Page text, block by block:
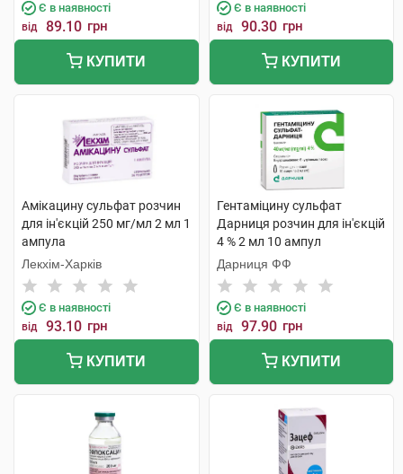
Є в наявності
від 89.10 грн
КУПИТИ
Є в наявності
від 90.30 грн
КУПИТИ
Амікацину сульфат розчин
для ін'єкцій 250 мг/мл 2 мл 1
ампула
Лекхім-Харків
Є в наявності
від 93.10 грн
КУПИТИ
Гентаміцину сульфат
Дарниця розчин для ін'єкцій
4 % 2 мл 10 ампул
Дарниця ФФ
Є в наявності
від 97.90 грн
КУПИТИ